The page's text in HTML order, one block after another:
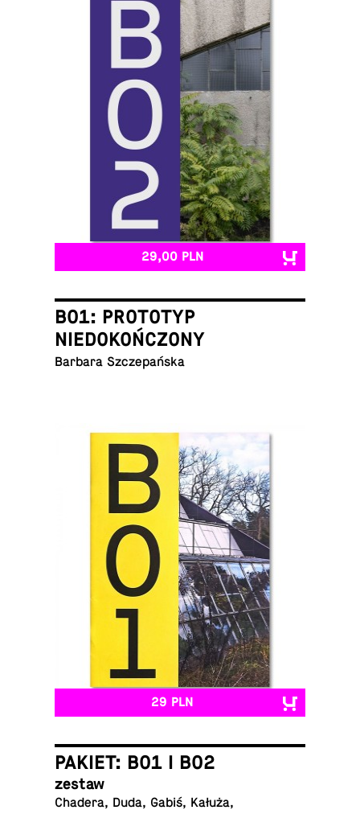
29,00 PLN
B01: PROTOTYP
NIEDOKOŃCZONY
Barbara Szczepańska
29 PLN
PAKIET: B01 I B02
zestaw
Chadera, Duda, Gabiś, Kałuża,